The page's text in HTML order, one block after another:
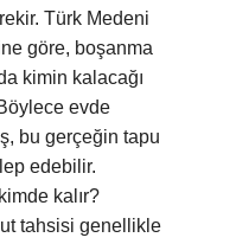
Türk Medeni
göre, boşanma
kimin kalacağı
evde
bu gerçeğin tapu
edebilir.
kalır?
tahsisi genellikle